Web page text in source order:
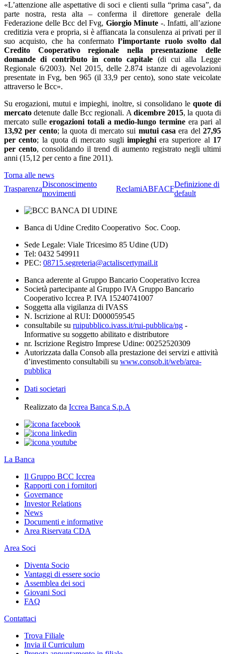
«L’attenzione alle aspettative di soci e clienti sulla “prima casa”, da
parte nostra, resta alta – conferma il direttore generale della
Federazione delle Bcc del Fvg, Giorgio Minute -. Infatti, all’azione
creditizia vera e propria, si è affiancata la consulenza ai privati per il
suo acquisto, che ha confermatol’importante ruolo svolto dal
Credito Cooperativo regionale nella presentazione delle
domande di contributo in conto capitale (di cui alla Legge
Regionale 6/2003). Nel 2015, delle 2.874 istanze di agevolazioni
presentate in Fvg, ben 965 (il 33,9 per cento), sono state veicolate
attraverso le Bcc».
Su erogazioni, mutui e impieghi, inoltre, si consolidano le quote di
mercato detenute dalle Bcc regionali. A dicembre 2015, la quota di
mercato sulleerogazioni totali a medio-lungo termine era pari al
13,92 per cento; la quota di mercato sui mutui casa era del27,95
per cento; la quota di mercato sugli impieghiera superiore al 17
per cento, consolidando il trend di aumento registrato negli ultimi
anni (15,12 per cento a fine 2011).
Torna alle news
Trasparenza
Disconoscimento
movimenti
ReclamiABFACF
Definizione di
default
Banca di Udine Credito Cooperativo Soc. Coop.
Sede Legale: Viale Tricesimo 85 Udine (UD)
Tel: 0432 549911
PEC: 08715.segreteria@actaliscertymail.it
Banca aderente al Gruppo Bancario Cooperativo Iccrea
Società partecipante al Gruppo IVA Gruppo Bancario
Cooperativo Iccrea P. IVA 15240741007
Soggetta alla vigilanza di IVASS
N. Iscrizione al RUI: D000059545
consultabile su ruipubblico.ivass.it/rui-pubblica/ng -
Informative su soggetto abilitato e distributore
nr. Iscrizione Registro Imprese Udine: 00252520309
Autorizzata dalla Consob alla prestazione dei servizi e attività
d’investimento consultabili su www.consob.it/web/area-
pubblica
Dati societari
Realizzato da Iccrea Banca S.p.A
La Banca
Il Gruppo BCC Iccrea
Rapporti con i fornitori
Governance
Investor Relations
News
Documenti e informative
Area Riservata CDA
Area Soci
Diventa Socio
Vantaggi di essere socio
Assemblea dei soci
Giovani Soci
FAQ
Contattaci
Trova Filiale
Invia il Curriculum